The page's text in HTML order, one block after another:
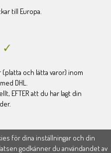
till Europa.
och lätta varor) inom
DHL.
EFTER att du har lagt din
för dina inställningar och din
godkänner du användandet av